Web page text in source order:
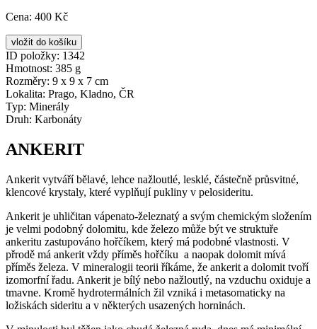
Cena: 400 Kč
ID položky: 1342
Hmotnost: 385 g
Rozměry: 9 x 9 x 7 cm
Lokalita: Prago, Kladno, ČR
Typ: Minerály
Druh: Karbonáty
ANKERIT
Ankerit vytváří bělavé, lehce nažloutlé, lesklé, částečně průsvitné,
klencové krystaly, které vyplňují pukliny v pelosideritu.
Ankerit je uhličitan vápenato-železnatý a svým chemickým složením
je velmi podobný dolomitu, kde železo může být ve struktuře
ankeritu zastupováno hořčíkem, který má podobné vlastnosti. V
přrodě má ankerit vždy příměs hořčíku a naopak dolomit mívá
příměs železa. V mineralogii teorii říkáme, že ankerit a dolomit tvoří
izomorfní řadu. Ankerit je bílý nebo nažloutlý, na vzduchu oxiduje a
tmavne. Kromě hydrotermálních žil vzniká i metasomaticky na
ložiskách sideritu a v některých usazených horninách.